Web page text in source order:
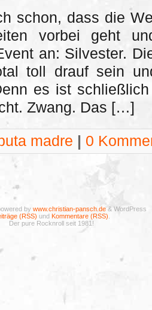
schon, dass die
vorbei geht
an: Silvester.
toll drauf sein
es ist
Zwang. Das […]
madre 0
by www.christian-pansch.de& WordPress
(RSS) und Kommentare (RSS)
Der pure Rocknroll seit 1981!